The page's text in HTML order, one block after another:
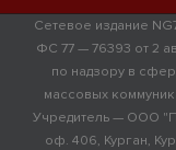
Сетевое издание
ФС 77 — 76393 от 2
по надзору в
массовых
Учредитель — ООО
оф. 406, Курган,